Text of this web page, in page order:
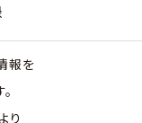
報を
り